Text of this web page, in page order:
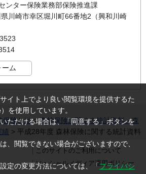
ンター保険業務部保険推進課
川崎市幸区堀川町66番地2（興和川崎
保険とは>森林保険に関する統計資料・森
> 平成28年度 森林保険に関する統計資料
このサイトのご利用について
ソーシャルメディア運用ポリシー
イト上でより良い閲覧環境を提供するた
を使用しています。
ただける場合は、「同意する」ボタンを
、閲覧できない場合がございますので、
定の変更方法については、「プライバシ